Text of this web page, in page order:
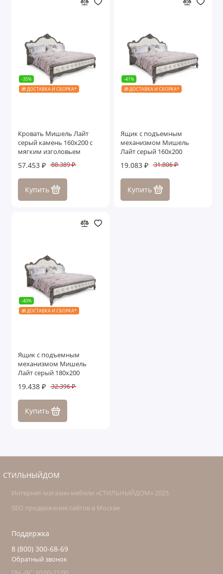
-35%
🎁 ДОСТАВКА И СБОРКА*
Кровать Мишель Лайт
серый камень 160х200 с
мягким изголовьем
57.453 ₽ 88.389 ₽
Купить
-41%
🎁 ДОСТАВКА И СБОРКА*
Ящик с подъемным
механизмом Мишель
Лайт серый 160х200
19.083 ₽ 31.806 ₽
Купить
-40%
🎁 ДОСТАВКА И СБОРКА*
Ящик с подъемным
механизмом Мишель
Лайт серый 180х200
19.438 ₽ 32.396 ₽
Купить
СТИЛЬНЫЙДОМ
Интернет-магазин мебели «СТИЛЬНЫЙДОМ» 2025
SEO продвижение сайтов в Москве
Поддержка
8 (800) 300-68-69
Обратный звонок